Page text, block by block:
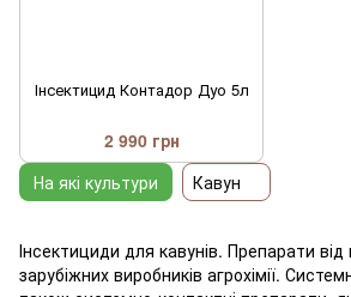
Інсектицид Контадор Дуо 5л
2 990 грн
Інсектициди для кавунів. Препарати від
зарубіжних виробників агрохімії.
На які культури Кавун